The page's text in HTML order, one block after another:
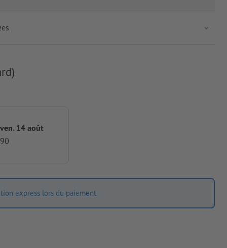
14 août
express lors du paiement.